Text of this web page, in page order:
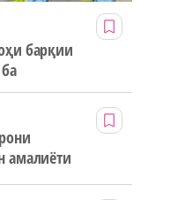
барқии
амалиёти